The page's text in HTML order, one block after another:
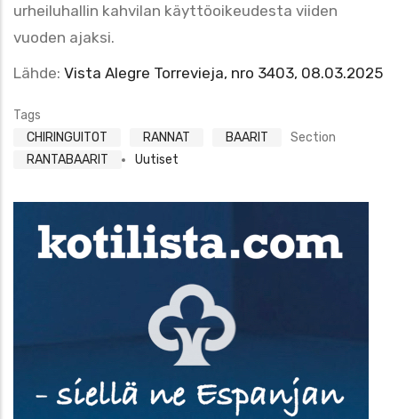
urheiluhallin kahvilan käyttöoikeudesta viiden
vuoden ajaksi.
Lähde: Vista Alegre Torrevieja, nro 3403, 08.03.2025
Tags
CHIRINGUITOT
RANNAT
BAARIT
RANTABAARIT
Section
Uutiset